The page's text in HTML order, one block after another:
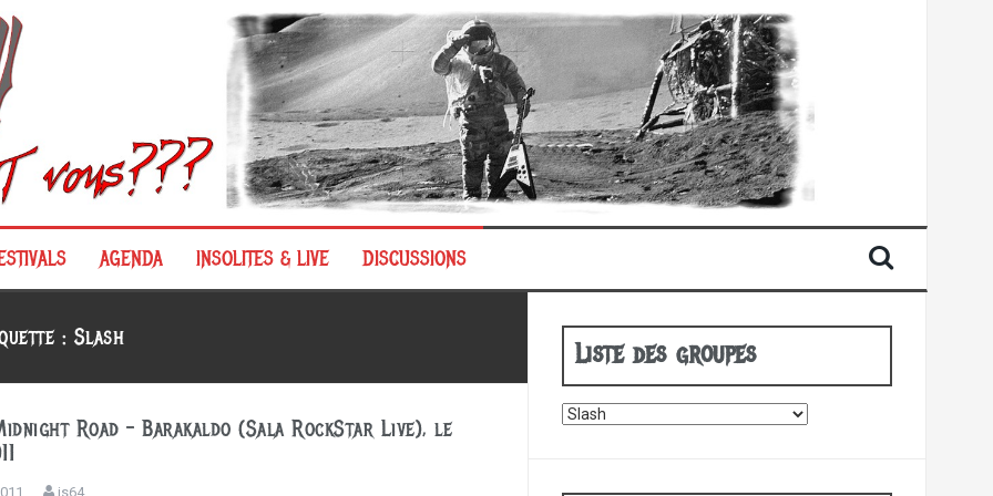
AGENDA INSOLITES & LIVE DISCUSSIONS
: Slash
Road – Barakaldo (Sala RockStar Live), le
js64
Liste des groupes